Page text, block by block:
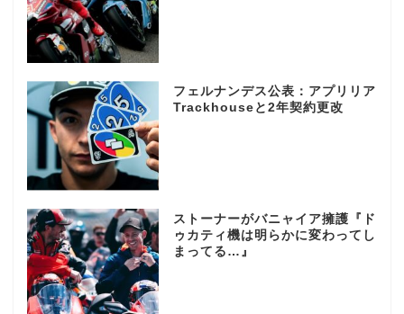
フェルナンデス公表：アプリリア
Trackhouseと2年契約更改
ストーナーがバニャイア擁護『ド
ゥカティ機は明らかに変わってし
まってる…』